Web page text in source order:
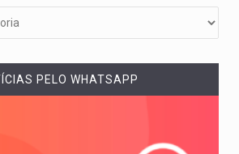
PELO WHATSAPP